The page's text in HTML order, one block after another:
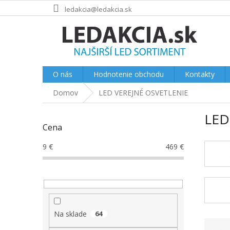
na
ledakcia@ledakcia.sk
O nás Hodnotenie obchodu Kontakty
Domov
LED VEREJNÉ OSVETLENIE
č
n
ý
n
Cena
9 € 469 €
Na sklade 64